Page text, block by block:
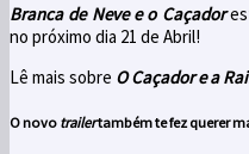
Branca de Neve e o Caçador
no próximo dia 21 de Abril!
Lê mais sobre O Caçador e a
O novo trailertambém te fez querer